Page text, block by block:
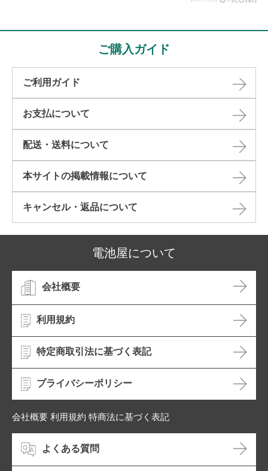
ご購入ガイド
ご利用ガイド
お支払について
配送・送料について
本サイトの掲載情報について​
キャンセル・返品について​
電池屋について
会社概要
利用規約
特定商取引法に基づく表記
プライバシーポリシー
会社概要 利用規約 特商法に基づく表記
よくある質問